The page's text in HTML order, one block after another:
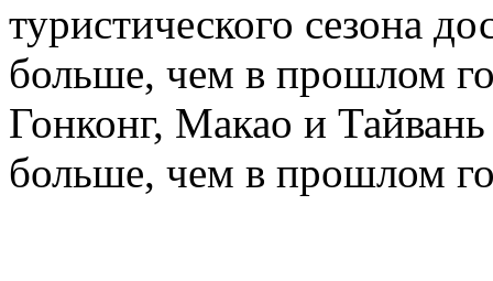
туристического сезона
больше, чем в прошлом
Гонконг, Макао и
больше, чем в прошлом